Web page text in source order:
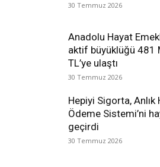
30 Temmuz 2026
Anadolu Hayat
aktif büyüklüğü 481
TL’ye ulaştı
30 Temmuz 2026
Hepiyi Sigorta, Anlık
Ödeme Sistemi’ni
geçirdi
30 Temmuz 2026